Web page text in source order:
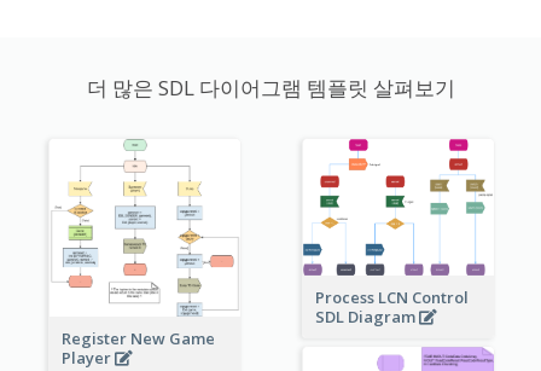
더 많은 SDL 다이어그램 템플릿 살펴보기
Register New Game
Player
Process LCN Control
SDL Diagram